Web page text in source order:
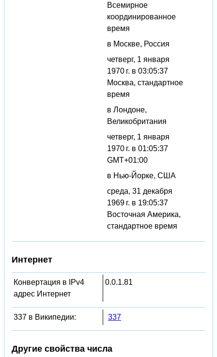
Всемирное
координированное
время
в Москве, Россия
четверг, 1 января
1970 г. в 03:05:37
Москва, стандартное
время
в Лондоне,
Великобритания
четверг, 1 января
1970 г. в 01:05:37
GMT+01:00
в Нью-Йорке, США
среда, 31 декабря
1969 г. в 19:05:37
Восточная Америка,
стандартное время
Интернет
Конвертация в IPv4
адрес Интернет
0.0.1.81
337 в Википедии: 337
Другие свойства числа